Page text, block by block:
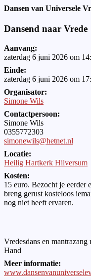
Dansen van Universele
Dansend naar Vrede
Aanvang:
zaterdag 6 juni 2026 om
Einde:
zaterdag 6 juni 2026 om
Organisator:
Simone Wils
Contactpersoon:
Simone Wils
0355772303
simonewils@hetnet.nl
Locatie:
Heilig Hartkerk Hilversum
Kosten:
15 euro. Bezocht je eerder
breng gerust kosteloos
nog niet heeft ervaren.
Vredesdans en
Hand
Meer informatie: